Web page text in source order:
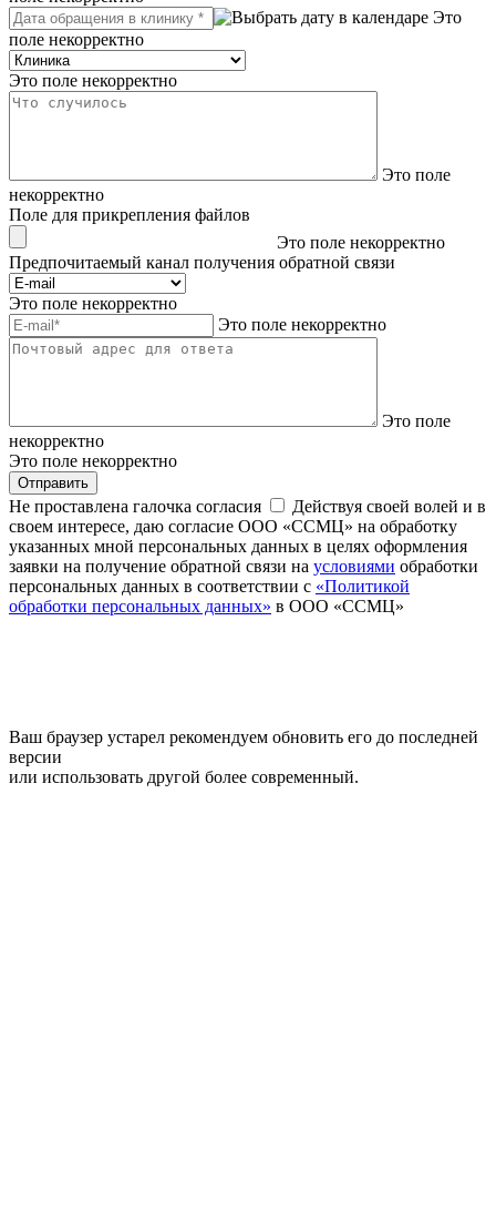
Это
поле некорректно
Это поле некорректно
Это поле
некорректно
Поле для прикрепления файлов
Это поле некорректно
Предпочитаемый канал получения обратной связи
Это поле некорректно
Это поле некорректно
Это поле
некорректно
Это поле некорректно
Отправить
Не проставлена галочка согласия
Действуя своей волей и в
своем интересе, даю согласие ООО «ССМЦ» на обработку
указанных мной персональных данных в целях оформления
заявки на получение обратной связи на условиями обработки
персональных данных в соответствии с «Политикой
обработки персональных данных» в ООО «ССМЦ»
Ваш браузер устарел рекомендуем обновить его до последней
версии
или использовать другой более современный.